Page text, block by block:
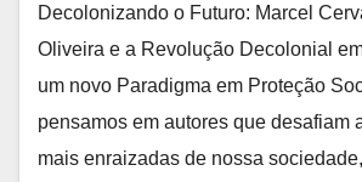
Decolonizando o Futuro: Marcel
Oliveira e a Revolução Decolonial
um novo Paradigma em Proteção
pensamos em autores que desafiam
mais enraizadas de nossa